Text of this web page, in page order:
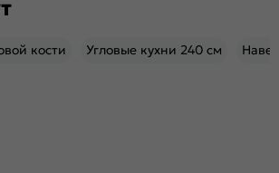
кости Угловые кухни 240 см